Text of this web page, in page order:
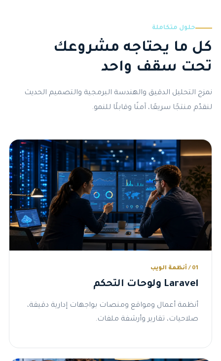
حلول متكاملة
كل ما يحتاجه مشروعك
تحت سقف واحد
نمزج التحليل الدقيق والهندسة البرمجية والتصميم الحديث
لنقدّم منتجًا سريعًا، آمنًا وقابلًا للنمو.
01 / أنظمة الويب
Laravel ولوحات التحكم
أنظمة أعمال ومواقع ومنصات بواجهات إدارية دقيقة،
صلاحيات، تقارير وأرشفة ملفات.